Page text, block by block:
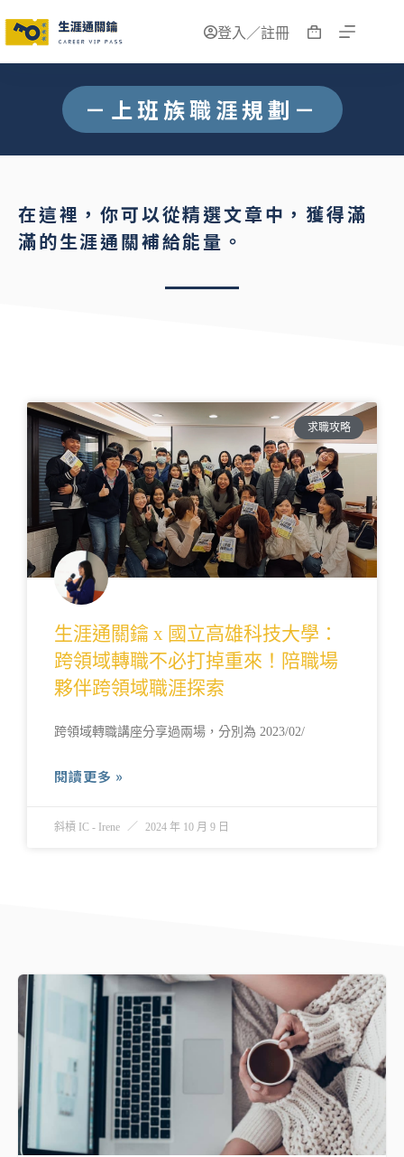
登入／註冊
－上班族職涯規劃－
在這裡，你可以從精選文章中，獲得滿
滿的生涯通關補給能量。
求職攻略
生涯通關鑰 x 國立高雄科技大學：
跨領域轉職不必打掉重來！陪職場
夥伴跨領域職涯探索
跨領域轉職講座分享過兩場，分別為 2023/02/
閱讀更多 »
斜槓 IC - Irene 2024 年 10 月 9 日